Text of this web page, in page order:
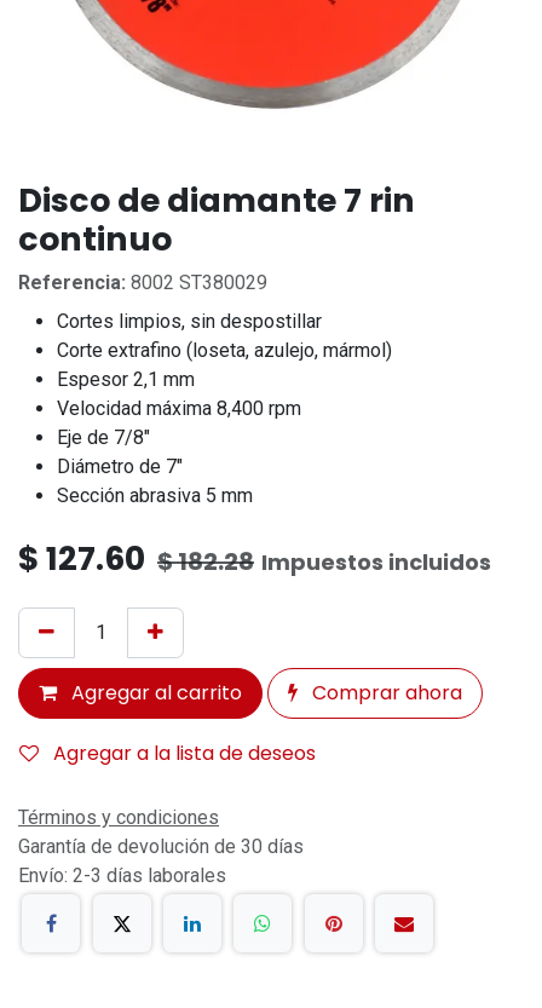
Disco de diamante 7 rin
continuo
Referencia: 8002 ST380029
Cortes limpios, sin despostillar
Corte extrafino (loseta, azulejo, mármol)
Espesor 2,1 mm
Velocidad máxima 8,400 rpm
Eje de 7/8"
Diámetro de 7"
Sección abrasiva 5 mm
$127.60 $182.28 Impuestos incluidos
Agregar al carrito Comprar ahora
Agregar a la lista de deseos
Términos y condiciones
Garantía de devolución de 30 días
Envío: 2-3 días laborales